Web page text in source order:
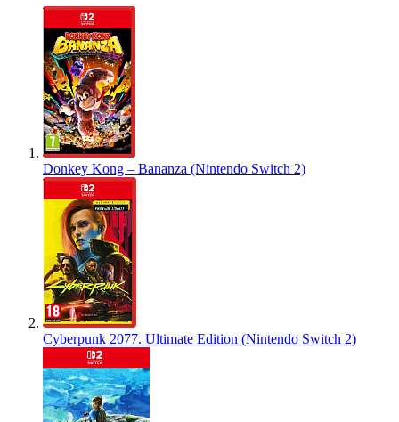
Donkey Kong – Bananza (Nintendo Switch 2)
Cyberpunk 2077. Ultimate Edition (Nintendo Switch 2)